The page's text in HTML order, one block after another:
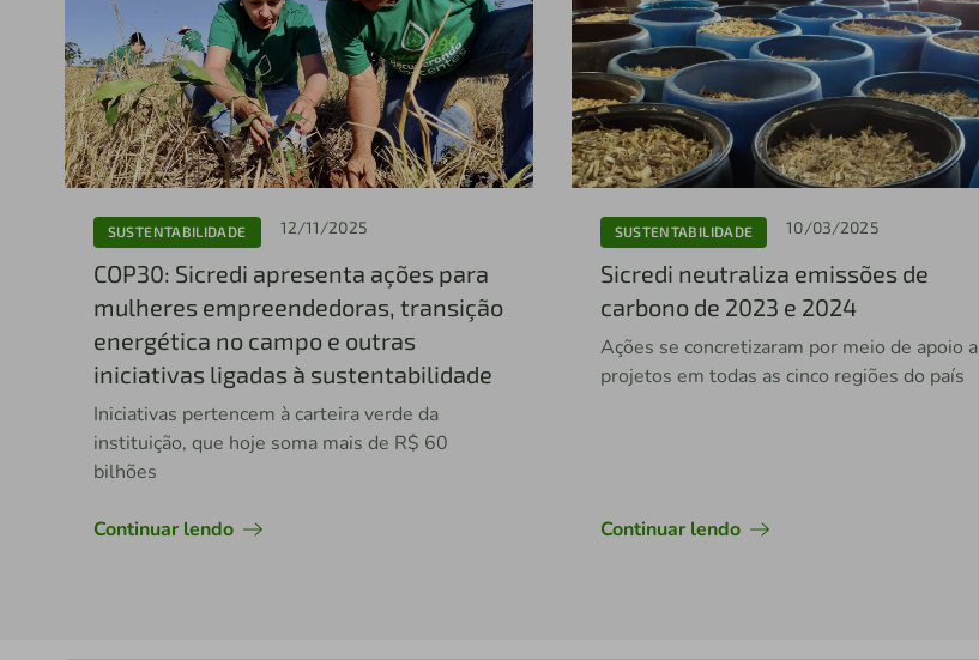
SUSTENTABILIDADE 12/11/2025
COP30: Sicredi apresenta ações para
mulheres empreendedoras, transição
energética no campo e outras
iniciativas ligadas à sustentabilidade
Iniciativas pertencem à carteira verde da
instituição, que hoje soma mais de R$ 60
bilhões
Continuar lendo
SUSTENTABILIDADE 10/03/2025
Sicredi neutraliza emissões de
carbono de 2023 e 2024
Ações se concretizaram por meio de apoio a
projetos em todas as cinco regiões do país
Continuar lendo